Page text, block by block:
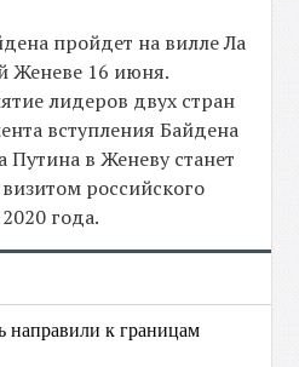
пройдет на вилле Ла
Женеве 16 июня.
лидеров двух стран
вступления Байдена
Путина в Женеву станет
российского
года.
направили к границам